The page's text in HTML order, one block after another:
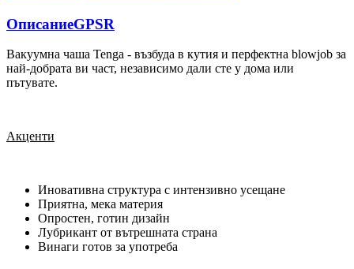
ОписаниеGPSR
Вакуумна чаша Tenga - възбуда в кутия и перфектна blowjob за
най-добрата ви част, независимо дали сте у дома или
пътувате.
Акценти
Иновативна структура с интензивно усещане
Приятна, мека материя
Опростен, готин дизайн
Лубрикант от вътрешната страна
Винаги готов за употреба